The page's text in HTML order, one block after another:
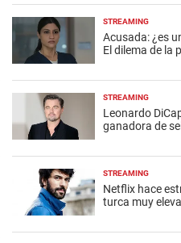
STREAMING
Acusada: ¿es
El dilema de la
STREAMING
Leonardo
ganadora de
STREAMING
Netflix hace
turca muy